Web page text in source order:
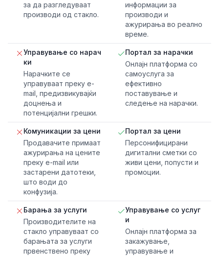
за да разгледуваат
производи од стакло.
информации за
производи и
ажурирања во реално
време.
Управување со нарач
ки
Нарачките се
управуваат преку e-
mail, предизвикувајќи
доцнења и
потенцијални грешки.
Портал за нарачки
Онлајн платформа со
самоуслуга за
ефективно
поставување и
следење на нарачки.
Комуникации за цени
Продавачите примаат
ажурирања на цените
преку e-mail или
застарени датотеки,
што води до
конфузија.
Портал за цени
Персонифицирани
дигитални сметки со
живи цени, попусти и
промоции.
Барања за услуги
Производителите на
стакло управуваат со
барањата за услуги
првенствено преку
Управување со услуг
и
Онлајн платформа за
закажување,
управување и